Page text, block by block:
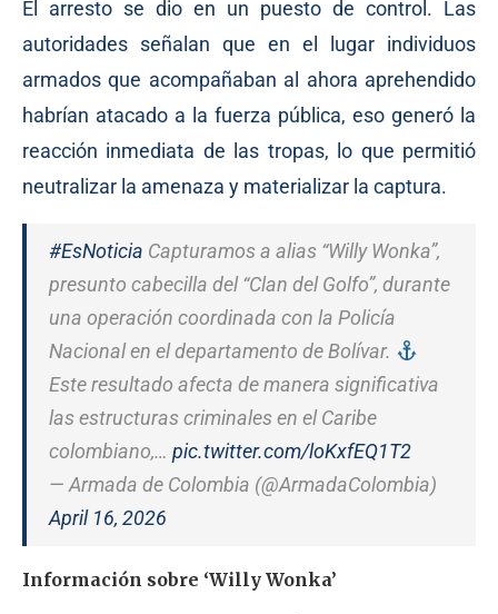
El arresto se dio en un puesto de control. Las
autoridades señalan que en el lugar individuos
armados que acompañaban al ahora aprehendido
habrían atacado a la fuerza pública, eso generó la
reacción inmediata de las tropas, lo que permitió
neutralizar la amenaza y materializar la captura.
#EsNoticia Capturamos a alias “Willy Wonka”,
presunto cabecilla del “Clan del Golfo”, durante
una operación coordinada con la Policía
Nacional en el departamento de Bolívar.
Este resultado afecta de manera significativa
las estructuras criminales en el Caribe
colombiano,… pic.twitter.com/loKxfEQ1T2
— Armada de Colombia (@ArmadaColombia)
April 16, 2026
Información sobre ‘Willy Wonka’